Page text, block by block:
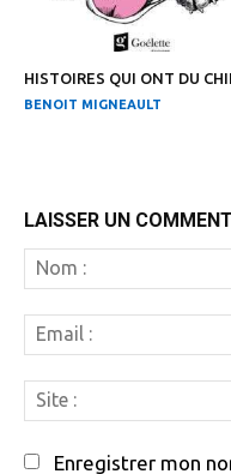
HISTOIRES QUI ONT DU
BENOIT MIGNEAULT
LAISSER UN
Enregistrer mon